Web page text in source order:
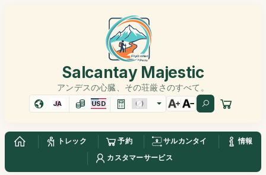
Salcantay Majestic
アンデスの心臓、その荘厳さのすべて。
JA USD
トレック 予約 サルカンタイ
情報
カスタマーサービス